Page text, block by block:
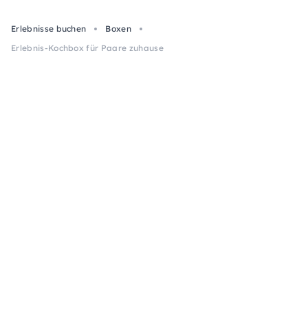
Erlebnisse buchen
Boxen
Erlebnis-Kochbox für Paare zuhause